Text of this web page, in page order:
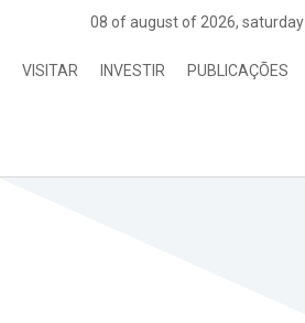
08 of august of 2026, saturday
VISITAR INVESTIR PUBLICAÇÕES